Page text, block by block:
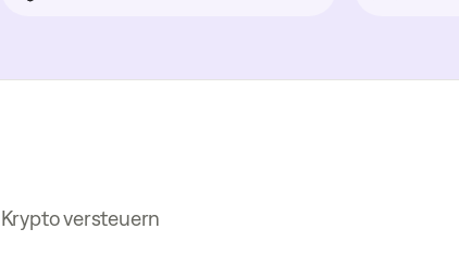
Krypto versteuern